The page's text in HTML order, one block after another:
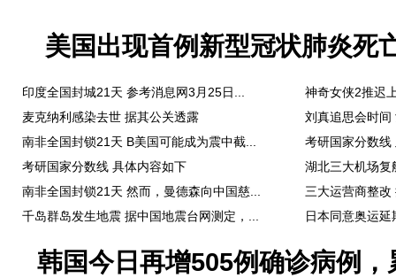
美国出现首例新型冠状肺炎死
印度全国封城21天 参考消息网3月25日...
神奇女侠2推迟
麦克纳利感染去世 据其公关透露
刘真追思会时间
南非全国封锁21天 B美国可能成为震中截...
考研国家分数线
考研国家分数线 具体内容如下
湖北三大机场
南非全国封锁21天 然而，曼德森向中国慈...
三大运营商整
千岛群岛发生地震 据中国地震台网测定，...
日本同意奥运
韩国今日再增505例确诊病例，